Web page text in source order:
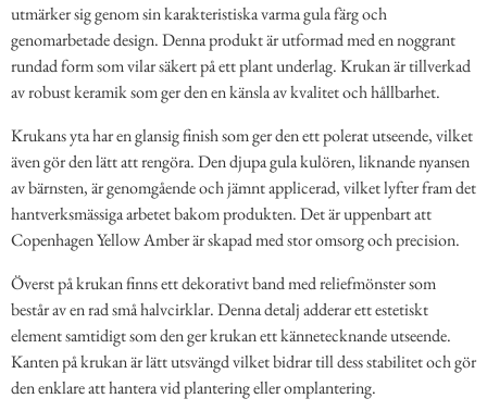
utmärker sig genom sin karakteristiska varma gula färg och
genomarbetade design. Denna produkt är utformad med en noggrant
rundad form som vilar säkert på ett plant underlag. Krukan är tillverkad
av robust keramik som ger den en känsla av kvalitet och hållbarhet.
Krukans yta har en glansig finish som ger den ett polerat utseende, vilket
även gör den lätt att rengöra. Den djupa gula kulören, liknande nyansen
av bärnsten, är genomgående och jämnt applicerad, vilket lyfter fram det
hantverksmässiga arbetet bakom produkten. Det är uppenbart att
Copenhagen Yellow Amber är skapad med stor omsorg och precision.
Överst på krukan finns ett dekorativt band med reliefmönster som
består av en rad små halvcirklar. Denna detalj adderar ett estetiskt
element samtidigt som den ger krukan ett kännetecknande utseende.
Kanten på krukan är lätt utsvängd vilket bidrar till dess stabilitet och gör
den enklare att hantera vid plantering eller omplantering.